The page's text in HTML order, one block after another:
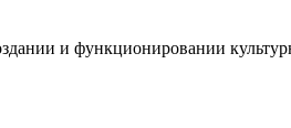
и функционировании